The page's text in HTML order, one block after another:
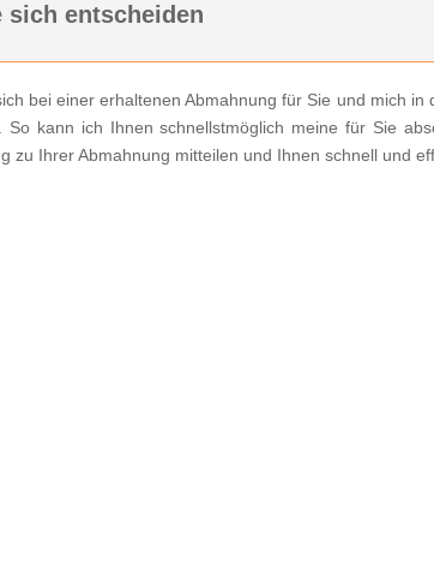
sich entscheiden
bei einer erhaltenen Abmahnung für Sie und mich in
kann ich Ihnen schnellstmöglich meine für Sie
zu Ihrer Abmahnung mitteilen und Ihnen schnell und